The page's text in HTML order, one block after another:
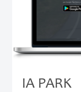
IA PARK